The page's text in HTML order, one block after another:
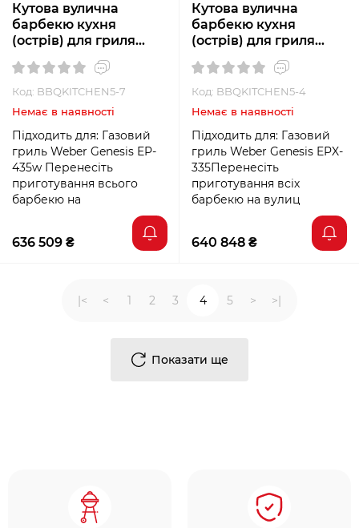
Кутова вулична
барбекю кухня
(острів) для гриля
Genesis EP-435w
Weber BBQ Kitchen
Gas 331 + модуль
мийки та холодильник
Код: BBQKITCHEN5-7
Немає в наявності
Підходить для: Газовий
гриль Weber Genesis EP-
435w Перенесіть
приготування всього
барбекю на
636 509 ₴
Кутова вулична
барбекю кухня
(острів) для гриля
Genesis EPX-335 Weber
BBQ Kitchen Gas 331 +
модуль мийки та
холодильник
Код: BBQKITCHEN5-4
Немає в наявності
Підходить для: Газовий
гриль Weber Genesis EPX-
335Перенесіть
приготування всіх
барбекю на вулиц
640 848 ₴
Показати ще
|< < 1 2 3 4 5 > >|